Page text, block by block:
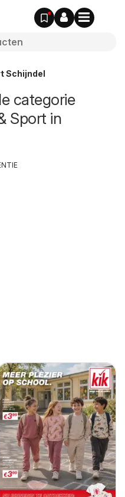
Schijndel
categorie
Sport in